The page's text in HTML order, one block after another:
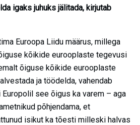
igaks juhuks jälitada, kirjutab
Euroopa Liidu määrus, millega
kõikide eurooplaste tegevusi
õiguse kõikide eurooplaste
ja töödelda, vahendab
see õigus ka varem – aga
põhjendama, et
isikut ka tõesti milleski halvas